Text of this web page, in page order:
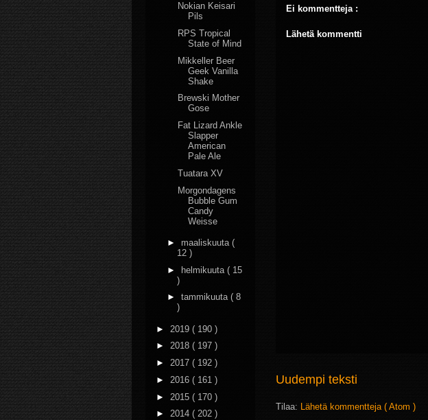
Ei kommentteja :
Lähetä kommentti
Uudempi teksti
Tilaa: Lähetä kommentteja ( Atom )
Nokian Keisari
Pils
RPS Tropical
State of Mind
Mikkeller Beer
Geek Vanilla
Shake
Brewski Mother
Gose
Fat Lizard Ankle
Slapper
American
Pale Ale
Tuatara XV
Morgondagens
Bubble Gum
Candy
Weisse
► maaliskuuta (
12 )
► helmikuuta ( 15
)
► tammikuuta ( 8
)
► 2019 ( 190 )
► 2018 ( 197 )
► 2017 ( 192 )
► 2016 ( 161 )
► 2015 ( 170 )
► 2014 ( 202 )